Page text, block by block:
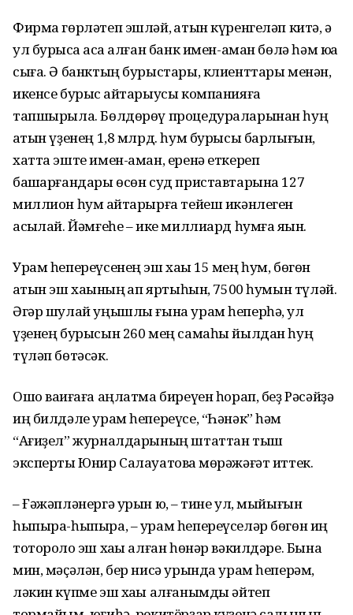
Фирма гөрләтеп эшләй, ҡатын күренгеләп китә, ә
ул бурысҡа аҡса алған банк имен-аман бөлә һәм юҡҡа
сыға. Ә банктың бурыстары, клиенттары менән,
икенсе бурыс ҡайтарыусы компанияға
тапшырыла. Бөлдөрөү процедураларынан һуң
ҡатын үҙенең 1,8 млрд. һум бурысы барлығын,
хатта эште имен-аман, еренә еткереп
башҡарғандары өсөн суд приставтарына 127
миллион һум ҡайтарырға тейеш икәнлеген
асыҡлай. Йәмғеһе – ике миллиард һумға яҡын.
Урам һепереүсенең эш хаҡы 15 мең һум, бөгөн
ҡатын эш хаҡының ҡап яртыһын, 7500 һумын түләй.
Әгәр шулай уңышлы ғына урам һеперһә, ул
үҙенең бурысын 260 мең самаһы йылдан һуң
түләп бөтәсәк.
Ошо ваҡиғаға аңлатма биреүен һорап, беҙ Рәсәйҙә
иң билдәле урам һепереүсе, “Һәнәк” һәм
“Ағиҙел” журналдарының штаттан тыш
эксперты Юнир Салауатовҡа мөрәжәғәт иттек.
– Ғәжәпләнергә урын юҡ, – тине ул, мыйығын
һыпыра-һыпыра, – урам һепереүселәр бөгөн иң
тотороҡло эш хаҡы алған һөнәр вәкилдәре. Бына
мин, мәҫәлән, бер нисә урында урам һеперәм,
ләкин күпме эш хаҡы алғанымды әйтеп